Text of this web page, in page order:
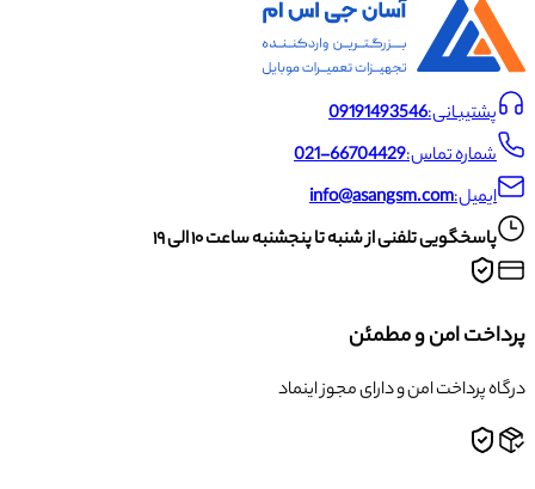
پشتیبانی:09191493546
شماره تماس:021-66704429
ایمیل:info@asangsm.com
پاسخگویی تلفنی از شنبه تا پنجشنبه ساعت ۱۰ الی ۱۹
پرداخت امن و مطمئن
درگاه پرداخت امن و دارای مجوز اینماد